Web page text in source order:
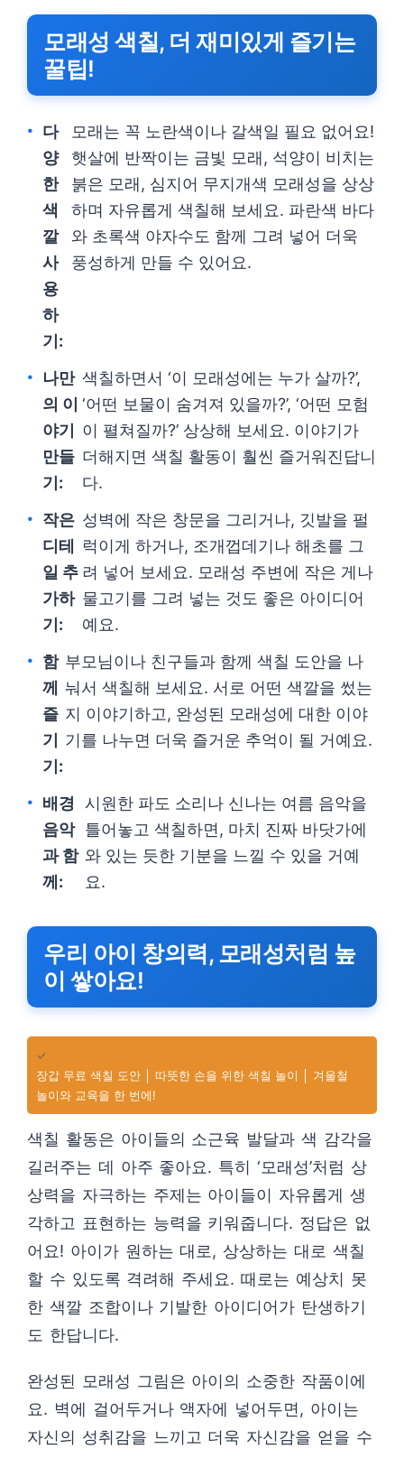
모래성 색칠, 더 재미있게 즐기는
꿀팁!
다
양
한
색
깔
사
용
하
기:
모래는 꼭 노란색이나 갈색일 필요 없어요!
햇살에 반짝이는 금빛 모래, 석양이 비치는
붉은 모래, 심지어 무지개색 모래성을 상상
하며 자유롭게 색칠해 보세요. 파란색 바다
와 초록색 야자수도 함께 그려 넣어 더욱
풍성하게 만들 수 있어요.
나만
의 이
야기
만들
기:
색칠하면서 ‘이 모래성에는 누가 살까?’,
‘어떤 보물이 숨겨져 있을까?’, ‘어떤 모험
이 펼쳐질까?’ 상상해 보세요. 이야기가
더해지면 색칠 활동이 훨씬 즐거워진답니
다.
작은
디테
일 추
가하
기:
성벽에 작은 창문을 그리거나, 깃발을 펄
럭이게 하거나, 조개껍데기나 해초를 그
려 넣어 보세요. 모래성 주변에 작은 게나
물고기를 그려 넣는 것도 좋은 아이디어
예요.
함
께
즐
기
기:
부모님이나 친구들과 함께 색칠 도안을 나
눠서 색칠해 보세요. 서로 어떤 색깔을 썼는
지 이야기하고, 완성된 모래성에 대한 이야
기를 나누면 더욱 즐거운 추억이 될 거예요.
배경
음악
과 함
께:
시원한 파도 소리나 신나는 여름 음악을
틀어놓고 색칠하면, 마치 진짜 바닷가에
와 있는 듯한 기분을 느낄 수 있을 거예
요.
우리 아이 창의력, 모래성처럼 높
이 쌓아요!
✓
장갑 무료 색칠 도안 │ 따뜻한 손을 위한 색칠 놀이 │ 겨울철
놀이와 교육을 한 번에!
색칠 활동은 아이들의 소근육 발달과 색 감각을
길러주는 데 아주 좋아요. 특히 ‘모래성’처럼 상
상력을 자극하는 주제는 아이들이 자유롭게 생
각하고 표현하는 능력을 키워줍니다. 정답은 없
어요! 아이가 원하는 대로, 상상하는 대로 색칠
할 수 있도록 격려해 주세요. 때로는 예상치 못
한 색깔 조합이나 기발한 아이디어가 탄생하기
도 한답니다.
완성된 모래성 그림은 아이의 소중한 작품이에
요. 벽에 걸어두거나 액자에 넣어두면, 아이는
자신의 성취감을 느끼고 더욱 자신감을 얻을 수